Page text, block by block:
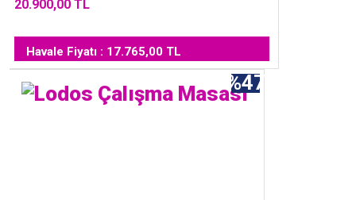
20.900,00 TL
Havale Fiyatı : 17.765,00 TL
%47